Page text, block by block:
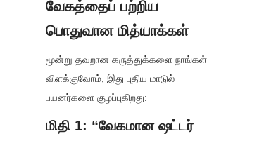
வேகத்தைப் பற்றிய
பொதுவான மித்யாக்கள்
மூன்று தவறான கருத்துக்களை நாங்கள்
விளக்குவோம், இது புதிய மாடுல்
பயனர்களை குழப்புகிறது:
மிதி 1: “வேகமான ஷட்டர்